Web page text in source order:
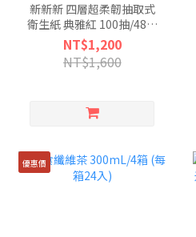
新新新 四層超柔韌抽取式
衛生紙 典雅紅 100抽/48包
入
NT$1,200
NT$1,600
優惠價